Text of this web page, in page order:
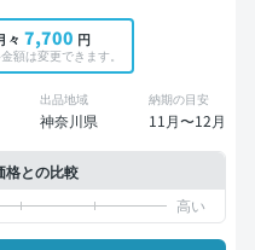
々 7,700 円
額は変更できます。
出品地域
神奈川県
納期の目安
11月〜12月
格との比較